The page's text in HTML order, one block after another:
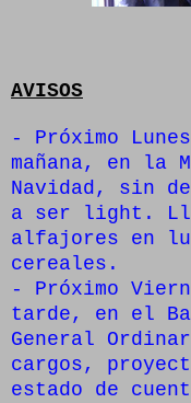
AVISOS
- Próximo
mañana, en la
Navidad, sin
a ser light.
alfajores en
cereales.
- Próximo
tarde, en el
General
cargos,
estado de